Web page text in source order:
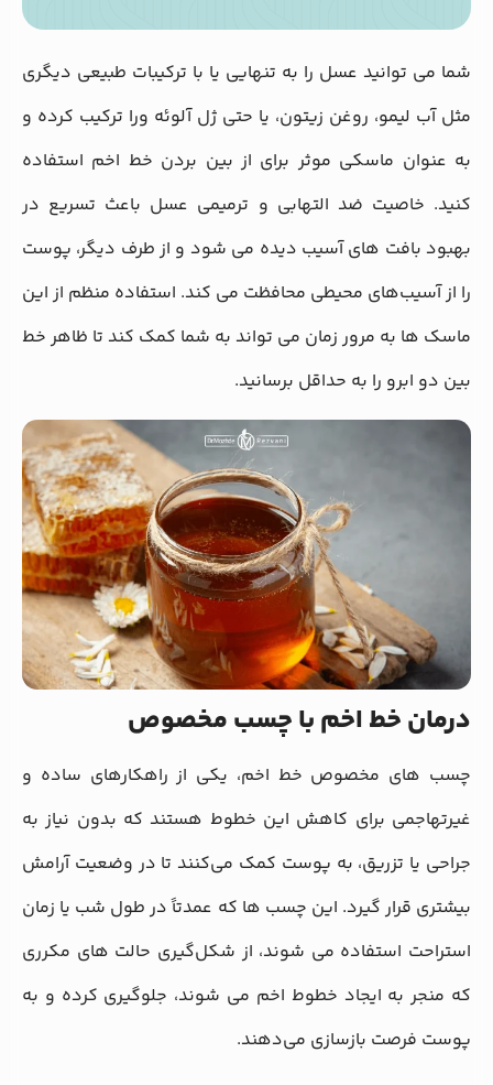
شما می‌ توانید عسل را به تنهایی یا با ترکیبات طبیعی دیگری
مثل آب لیمو، روغن زیتون، یا حتی ژل آلوئه‌ ورا ترکیب کرده و
به عنوان ماسکی موثر برای از بین بردن خط اخم استفاده
کنید. خاصیت ضد التهابی و ترمیمی عسل باعث تسریع در
بهبود بافت‌ های آسیب‌ دیده می‌ شود و از طرف دیگر، پوست
را از آسیب‌های محیطی محافظت می‌ کند. استفاده منظم از این
ماسک‌ ها به مرور زمان می‌ تواند به شما کمک کند تا ظاهر خط
بین دو ابرو را به حداقل برسانید.
درمان خط اخم با چسب مخصوص
چسب‌ های مخصوص خط اخم، یکی از راهکارهای ساده و
غیرتهاجمی برای کاهش این خطوط هستند که بدون نیاز به
جراحی یا تزریق، به پوست کمک می‌کنند تا در وضعیت آرامش
بیشتری قرار گیرد. این چسب‌ ها که عمدتاً در طول شب یا زمان
استراحت استفاده می‌ شوند، از شکل‌گیری حالت‌ های مکرری
که منجر به ایجاد خطوط اخم می‌ شوند، جلوگیری کرده و به
پوست فرصت بازسازی می‌دهند.